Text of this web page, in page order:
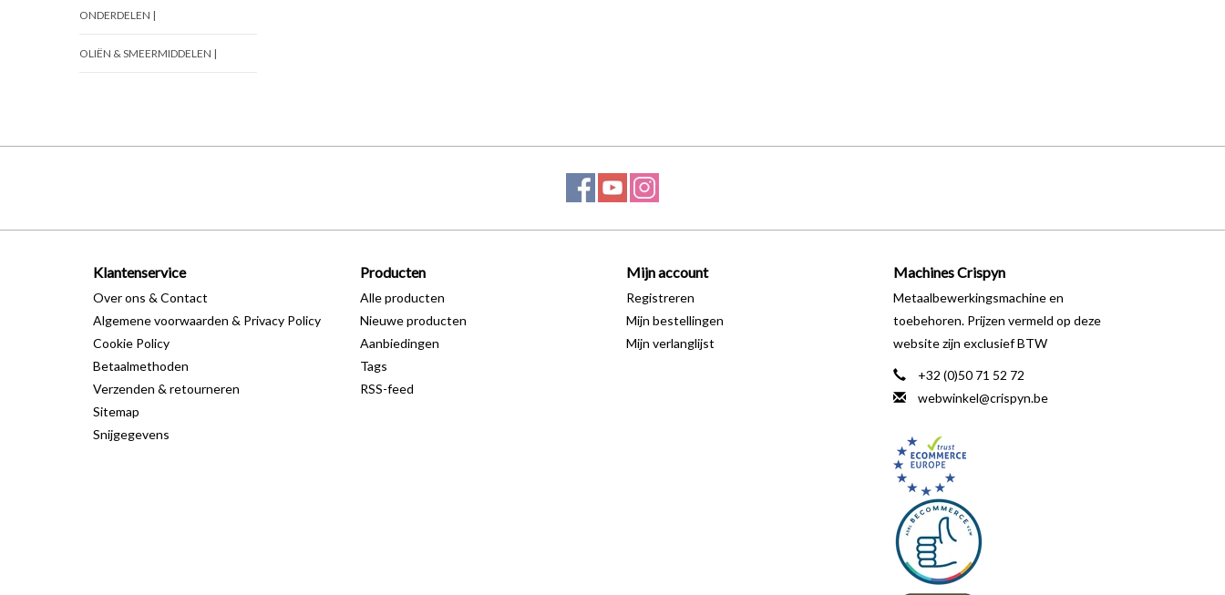
ONDERDELEN |
OLIËN & SMEERMIDDELEN |
Klantenservice
Over ons & Contact
Algemene voorwaarden & Privacy Policy
Cookie Policy
Betaalmethoden
Verzenden & retourneren
Sitemap
Snijgegevens
Producten
Alle producten
Nieuwe producten
Aanbiedingen
Tags
RSS-feed
Mijn account
Registreren
Mijn bestellingen
Mijn verlanglijst
Machines Crispyn
Metaalbewerkingsmachine en
toebehoren. Prijzen vermeld op deze
website zijn exclusief BTW
+32 (0)50 71 52 72
webwinkel@crispyn.be